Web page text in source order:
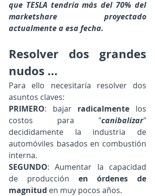
que TESLA tendría más del 70% del
marketshare proyectado
actualmente a esa fecha.
Resolver dos grandes
nudos ...
Para ello necesitaría resolver dos
asuntos claves:
PRIMERO: bajar radicalmente los
costos para "canibalizar"
decididamente la industria de
automóviles basados en combustión
interna.
SEGUNDO: Aumentar la capacidad
de producción en órdenes de
magnitud en muy pocos años.